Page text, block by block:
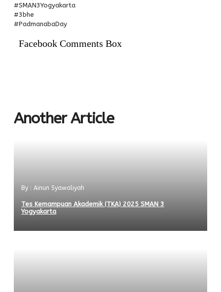
#SMAN3Yogyakarta
#3bhe
#PadmanabaDay
Facebook Comments Box
Another Article
By : Ainun Syawaliyah
Tes Kemampuan Akademik (TKA) 2025 SMAN 3
Yogyakarta